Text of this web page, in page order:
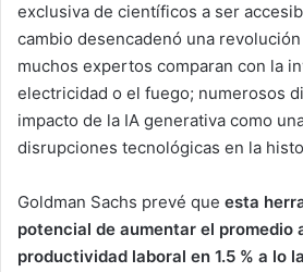
exclusiva de científicos a ser
cambio desencadenó una
muchos expertos comparan con la
electricidad o el fuego; numerosos
impacto de la IA generativa como
disrupciones tecnológicas en la
Goldman Sachs prevé que esta
potencial de aumentar el promedio
productividad laboral en 1.5 % a lo